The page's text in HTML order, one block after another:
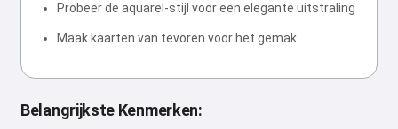
Probeer de aquarel-stijl voor een elegante uitstraling
Maak kaarten van tevoren voor het gemak
Belangrijkste Kenmerken: